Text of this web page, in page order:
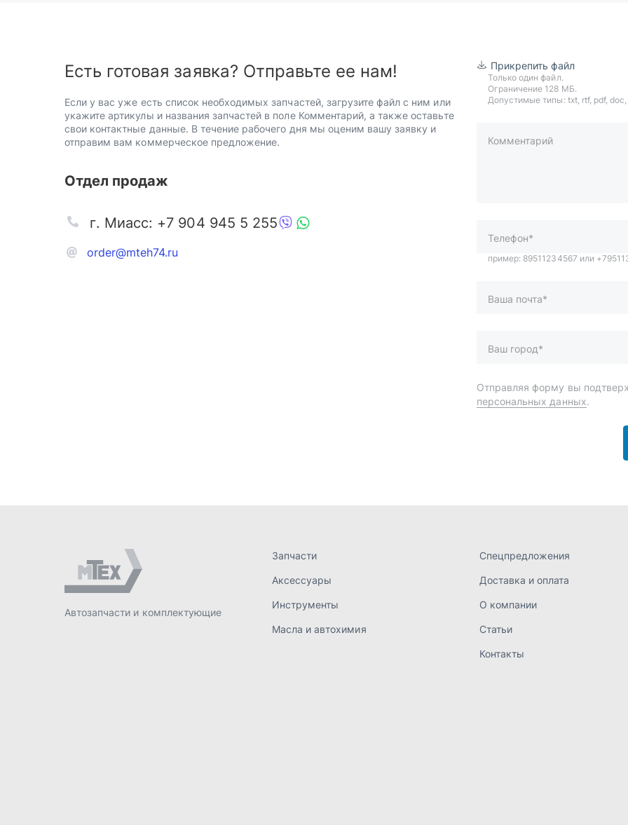
Есть готовая заявка? Отправьте ее нам!
Если у вас уже есть список необходимых запчастей, загрузите файл с ним или
укажите артикулы и названия запчастей в поле Комментарий, а также оставьте
свои контактные данные. В течение рабочего дня мы оценим вашу заявку и
отправим вам коммерческое предложение.
Отдел продаж
order@mteh74.ru
г. Миасс: +7 904 945 5 255
Прикрепить файл
Только один файл.
Ограничение 128 МБ.
Допустимые типы: txt, rtf, pdf,
Комментарий
пример: 89511234567 или
Доставка и оплата